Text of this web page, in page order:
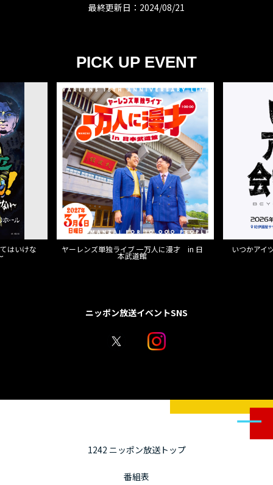
最終更新日：2024/08/21
PICK UP EVENT
はいけな ヤーレンズ単独ライブ 一万人に漫才 in 日
本武道館
いつかアイ
ニッポン放送イベントSNS
1242 ニッポン放送トップ
番組表